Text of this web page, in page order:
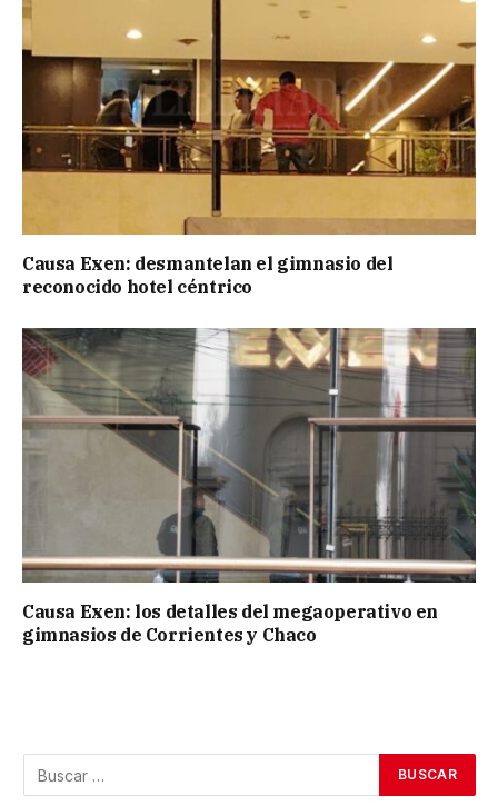
Causa Exen: desmantelan el gimnasio del
reconocido hotel céntrico
Causa Exen: los detalles del megaoperativo en
gimnasios de Corrientes y Chaco